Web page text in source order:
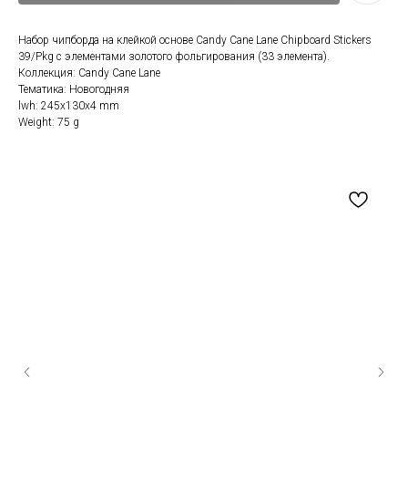
Набор чипборда на клейкой основе Candy Cane Lane Chipboard Stickers
39/Pkg с элементами золотого фольгирования (33 элемента).
Коллекция: Candy Cane Lane
Тематика: Новогодняя
lwh: 245x130x4 mm
Weight: 75 g